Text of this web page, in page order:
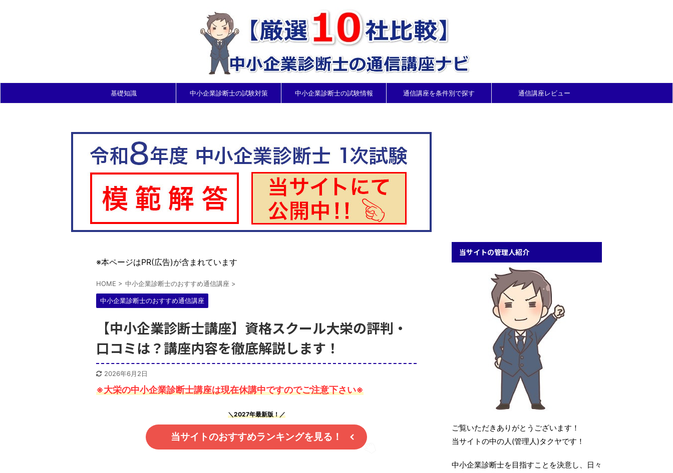
基礎知識 中小企業診断士の試験対策 中小企業診断士の試験情報 通信講座を条件別で探す 通信講座レビュー
※本ページはPR(広告)が含まれています
HOME > 中小企業診断士のおすすめ通信講座 >
中小企業診断士のおすすめ通信講座
【中小企業診断士講座】資格スクール大栄の評判・
口コミは？講座内容を徹底解説します！
2026年6月2日
※大栄の中小企業診断士講座は現在休講中ですのでご注意下さい※
＼2027年最新版！／
当サイトのおすすめランキングを見る！
当サイトの管理人紹介
ご覧いただきありがとうございます！
当サイトの中の人(管理人)タクヤです！
中小企業診断士を目指すことを決意し、日々